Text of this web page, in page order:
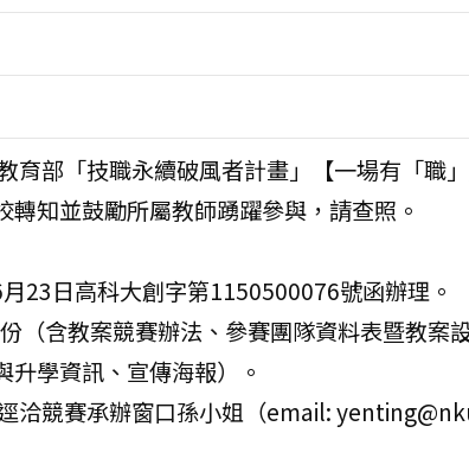
育部「技職永續破風者計畫」【一場有「
知並鼓勵所屬教師踴躍參與，請查照。
23日高科大創字第1150500076號函辦理。
（含教案競賽辦法、參賽團隊資料表暨教案
學資訊、宣傳海報）。
洽競賽承辦窗口孫小姐（email: